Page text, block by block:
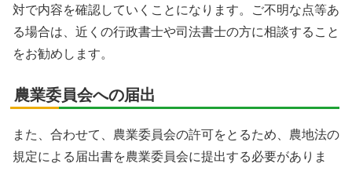
対で内容を確認していくことになります。ご不明な点等あ
る場合は、近くの行政書士や司法書士の方に相談すること
をお勧めします。
農業委員会への届出
また、合わせて、農業委員会の許可をとるため、農地法の
規定による届出書を農業委員会に提出する必要がありま